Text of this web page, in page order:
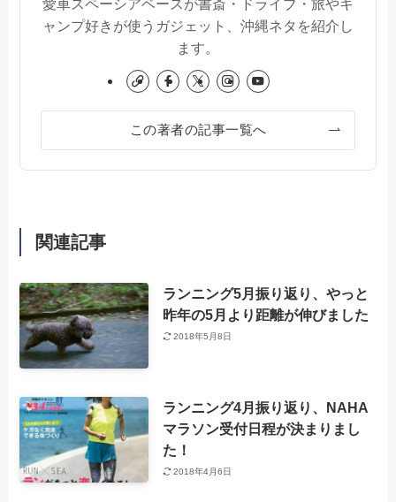
愛車スペーシアベースが書斎・ドライブ・旅やキ
ャンプ好きが使うガジェット、沖縄ネタを紹介し
ます。
この著者の記事一覧へ
関連記事
ランニング5月振り返り、やっと
昨年の5月より距離が伸びました
2018年5月8日
ランニング4月振り返り、NAHA
マラソン受付日程が決まりまし
た！
2018年4月6日